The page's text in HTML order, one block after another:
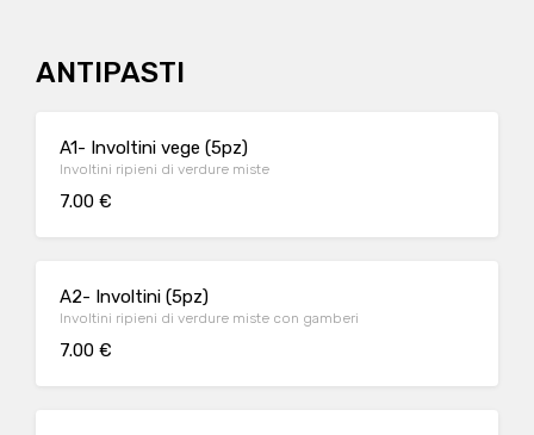
ANTIPASTI
A1- Involtini vege (5pz)
Involtini ripieni di verdure miste
7.00 €
A2- Involtini (5pz)
Involtini ripieni di verdure miste con gamberi
7.00 €